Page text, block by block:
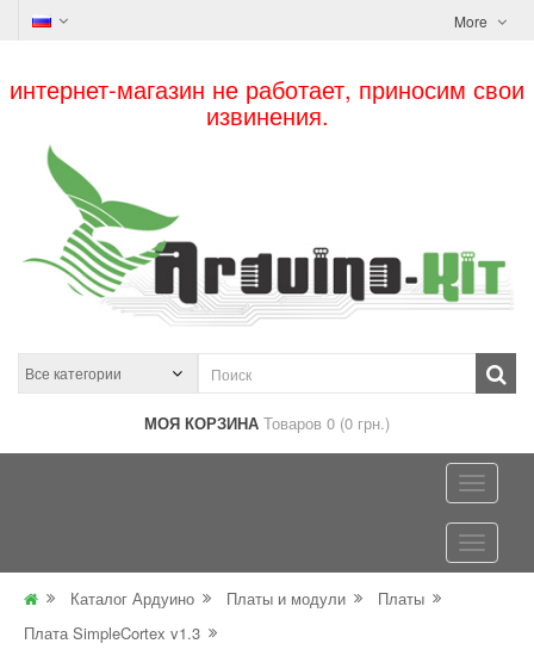
More
интернет-магазин не работает, приносим свои
извинения.
МОЯ КОРЗИНА Товаров 0 (0 грн.)
Каталог Ардуино Платы и модули
Платы
Плата SimpleCortex v1.3